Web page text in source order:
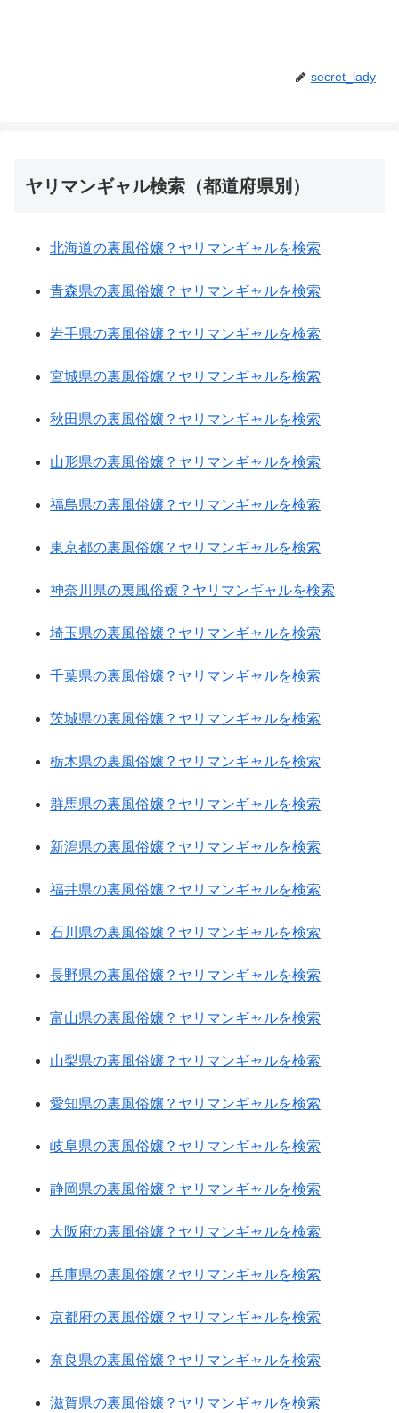
secret_lady
ヤリマンギャル検索（都道府県別）
北海道の裏風俗嬢？ヤリマンギャルを検索
青森県の裏風俗嬢？ヤリマンギャルを検索
岩手県の裏風俗嬢？ヤリマンギャルを検索
宮城県の裏風俗嬢？ヤリマンギャルを検索
秋田県の裏風俗嬢？ヤリマンギャルを検索
山形県の裏風俗嬢？ヤリマンギャルを検索
福島県の裏風俗嬢？ヤリマンギャルを検索
東京都の裏風俗嬢？ヤリマンギャルを検索
神奈川県の裏風俗嬢？ヤリマンギャルを検索
埼玉県の裏風俗嬢？ヤリマンギャルを検索
千葉県の裏風俗嬢？ヤリマンギャルを検索
茨城県の裏風俗嬢？ヤリマンギャルを検索
栃木県の裏風俗嬢？ヤリマンギャルを検索
群馬県の裏風俗嬢？ヤリマンギャルを検索
新潟県の裏風俗嬢？ヤリマンギャルを検索
福井県の裏風俗嬢？ヤリマンギャルを検索
石川県の裏風俗嬢？ヤリマンギャルを検索
長野県の裏風俗嬢？ヤリマンギャルを検索
富山県の裏風俗嬢？ヤリマンギャルを検索
山梨県の裏風俗嬢？ヤリマンギャルを検索
愛知県の裏風俗嬢？ヤリマンギャルを検索
岐阜県の裏風俗嬢？ヤリマンギャルを検索
静岡県の裏風俗嬢？ヤリマンギャルを検索
大阪府の裏風俗嬢？ヤリマンギャルを検索
兵庫県の裏風俗嬢？ヤリマンギャルを検索
京都府の裏風俗嬢？ヤリマンギャルを検索
奈良県の裏風俗嬢？ヤリマンギャルを検索
滋賀県の裏風俗嬢？ヤリマンギャルを検索